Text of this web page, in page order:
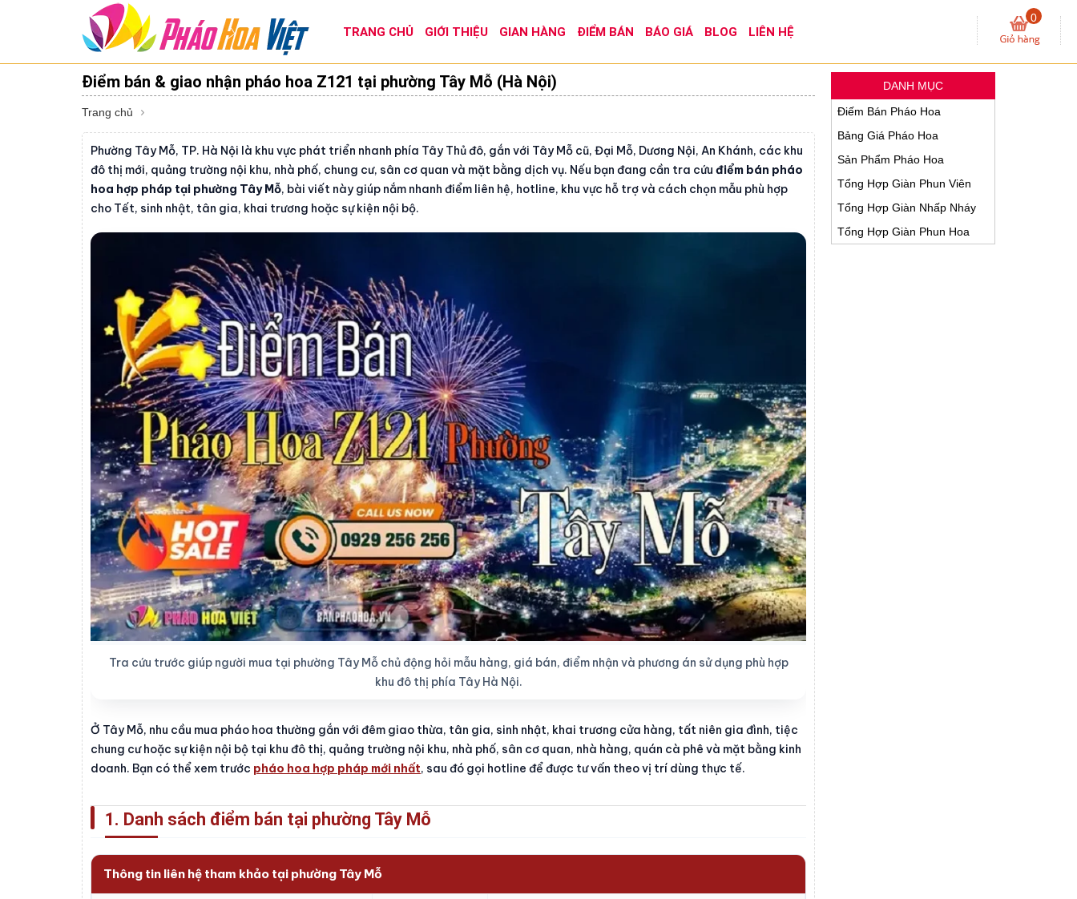
TRANG CHỦ GIỚI THIỆU GIAN HÀNG ĐIỂM BÁN BÁO GIÁ BLOG LIÊN HỆ
0
Điểm bán & giao nhận pháo hoa Z121 tại phường Tây Mỗ (Hà Nội)
Trang chủ
Phường Tây Mỗ, TP. Hà Nội là khu vực phát triển nhanh phía Tây Thủ đô, gắn với Tây Mỗ cũ, Đại Mỗ, Dương Nội, An Khánh, các khu
đô thị mới, quảng trường nội khu, nhà phố, chung cư, sân cơ quan và mặt bằng dịch vụ. Nếu bạn đang cần tra cứu điểm bán pháo
hoa hợp pháp tại phường Tây Mỗ, bài viết này giúp nắm nhanh điểm liên hệ, hotline, khu vực hỗ trợ và cách chọn mẫu phù hợp
cho Tết, sinh nhật, tân gia, khai trương hoặc sự kiện nội bộ.
Tra cứu trước giúp người mua tại phường Tây Mỗ chủ động hỏi mẫu hàng, giá bán, điểm nhận và phương án sử dụng phù hợp
khu đô thị phía Tây Hà Nội.
Ở Tây Mỗ, nhu cầu mua pháo hoa thường gắn với đêm giao thừa, tân gia, sinh nhật, khai trương cửa hàng, tất niên gia đình, tiệc
chung cư hoặc sự kiện nội bộ tại khu đô thị, quảng trường nội khu, nhà phố, sân cơ quan, nhà hàng, quán cà phê và mặt bằng kinh
doanh. Bạn có thể xem trước pháo hoa hợp pháp mới nhất, sau đó gọi hotline để được tư vấn theo vị trí dùng thực tế.
1. Danh sách điểm bán tại phường Tây Mỗ
Thông tin liên hệ tham khảo tại phường Tây Mỗ
DANH MỤC
Điếm Bán Pháo Hoa
Bảng Giá Pháo Hoa
Sản Phẩm Pháo Hoa
Tổng Hợp Giàn Phun Viên
Tổng Hợp Giàn Nhấp Nháy
Tổng Hợp Giàn Phun Hoa